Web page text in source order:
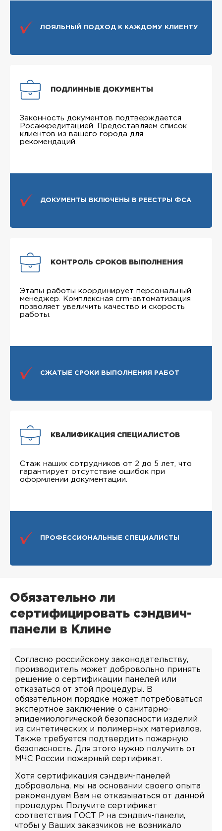
ЛОЯЛЬНЫЙ ПОДХОД К КАЖДОМУ КЛИЕНТУ
ПОДЛИННЫЕ ДОКУМЕНТЫ
Законность документов подтверждается
Росаккредитацией. Предоставляем список
клиентов из вашего города для
рекомендаций.
ДОКУМЕНТЫ ВКЛЮЧЕНЫ В РЕЕСТРЫ ФСА
КОНТРОЛЬ СРОКОВ ВЫПОЛНЕНИЯ
Этапы работы координирует персональный
менеджер. Комплексная crm-автоматизация
позволяет увеличить качество и скорость
работы.
СЖАТЫЕ СРОКИ ВЫПОЛНЕНИЯ РАБОТ
КВАЛИФИКАЦИЯ СПЕЦИАЛИСТОВ
Стаж наших сотрудников от 2 до 5 лет, что
гарантирует отсутствие ошибок при
оформлении документации.
ПРОФЕССИОНАЛЬНЫЕ СПЕЦИАЛИСТЫ
Обязательно ли
сертифицировать сэндвич-
панели в Клине
Согласно российскому законодательству,
производитель может добровольно принять
решение о сертификации панелей или
отказаться от этой процедуры. В
обязательном порядке может потребоваться
экспертное заключение о санитарно-
эпидемиологической безопасности изделий
из синтетических и полимерных материалов.
Также требуется подтвердить пожарную
безопасность. Для этого нужно получить от
МЧС России пожарный сертификат.
Хотя сертификация сэндвич-панелей
добровольна, мы на основании своего опыта
рекомендуем Вам не отказываться от данной
процедуры. Получите сертификат
соответствия ГОСТ Р на сэндвич-панели,
чтобы у Ваших заказчиков не возникало